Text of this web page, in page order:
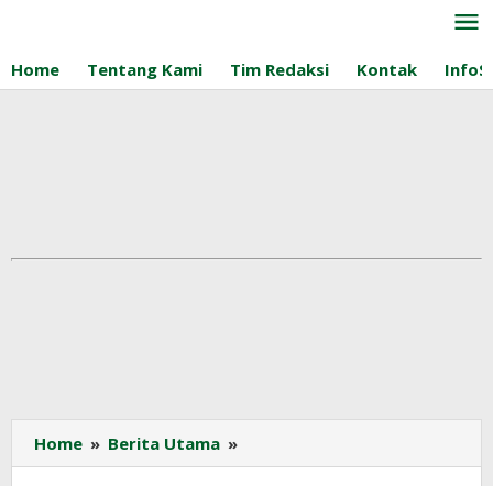
konten
Home Tentang Kami Tim Redaksi Kontak
Home » Berita Utama »
Sawit